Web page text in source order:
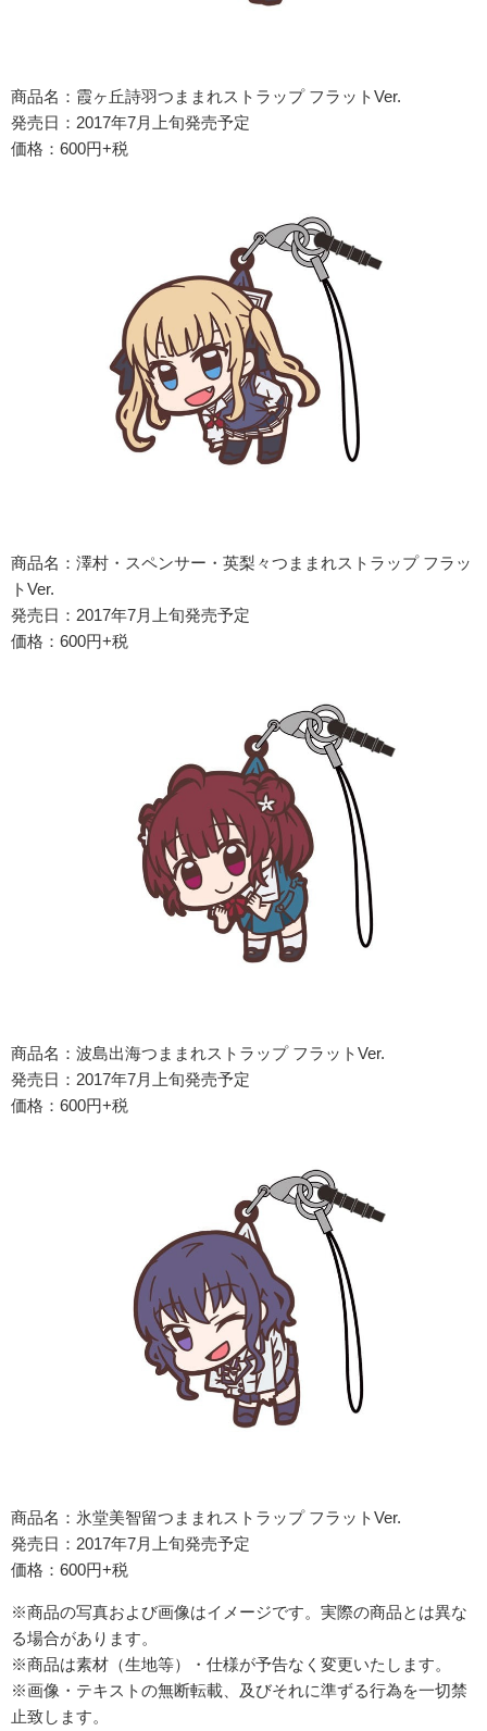
商品名：霞ヶ丘詩羽つままれストラップ フラットVer.
発売日：2017年7月上旬発売予定
価格：600円+税
商品名：澤村・スペンサー・英梨々つままれストラップ フラッ
トVer.
発売日：2017年7月上旬発売予定
価格：600円+税
商品名：波島出海つままれストラップ フラットVer.
発売日：2017年7月上旬発売予定
価格：600円+税
商品名：氷堂美智留つままれストラップ フラットVer.
発売日：2017年7月上旬発売予定
価格：600円+税
※商品の写真および画像はイメージです。実際の商品とは異な
る場合があります。
※商品は素材（生地等）・仕様が予告なく変更いたします。
※画像・テキストの無断転載、及びそれに準ずる行為を一切禁
止致します。